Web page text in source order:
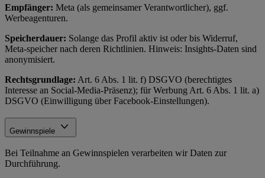
Empfänger: Meta (als gemeinsamer Verantwortlicher), ggf.
Werbeagenturen.
Speicherdauer: Solange das Profil aktiv ist oder bis Widerruf,
Meta-speicher nach deren Richtlinien. Hinweis: Insights-Daten sind
anonymisiert.
Rechtsgrundlage: Art. 6 Abs. 1 lit. f) DSGVO (berechtigtes
Interesse an Social-Media-Präsenz); für Werbung Art. 6 Abs. 1 lit. a)
DSGVO (Einwilligung über Facebook-Einstellungen).
Gewinnspiele
Bei Teilnahme an Gewinnspielen verarbeiten wir Daten zur
Durchführung.